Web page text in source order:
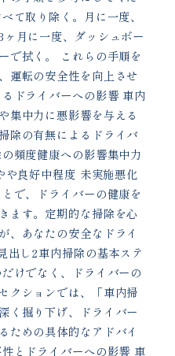
て取り除く。月に一度、
月に一度、ダッシュボー
で拭く。 これらの手順を
運転の安全性を向上させ
ドライバーへの影響 車内
集中力に悪影響を与える
除の有無によるドライバ
頻度健康への影響集中力
良好中程度 未実施悪化
で、ドライバーの健康を
ます。定期的な掃除を心
、あなたの安全なドライ
出し2車内掃除の基本ステ
けでなく、ドライバーの
クションでは、「車内掃
く掘り下げ、ドライバー
ための具体的なアドバイ
とドライバーへの影響 車